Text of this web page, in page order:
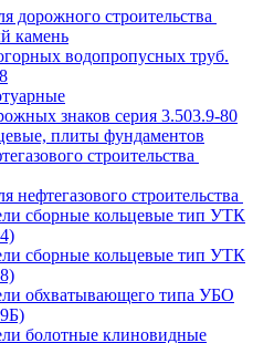
дорожного строительства
камень
водопропусных труб.
знаков серия 3.503.9-80
плиты фундаментов
строительства
нефтегазового строительства
сборные кольцевые тип УТК
сборные кольцевые тип УТК
обхватывающего типа УБО
болотные клиновидные